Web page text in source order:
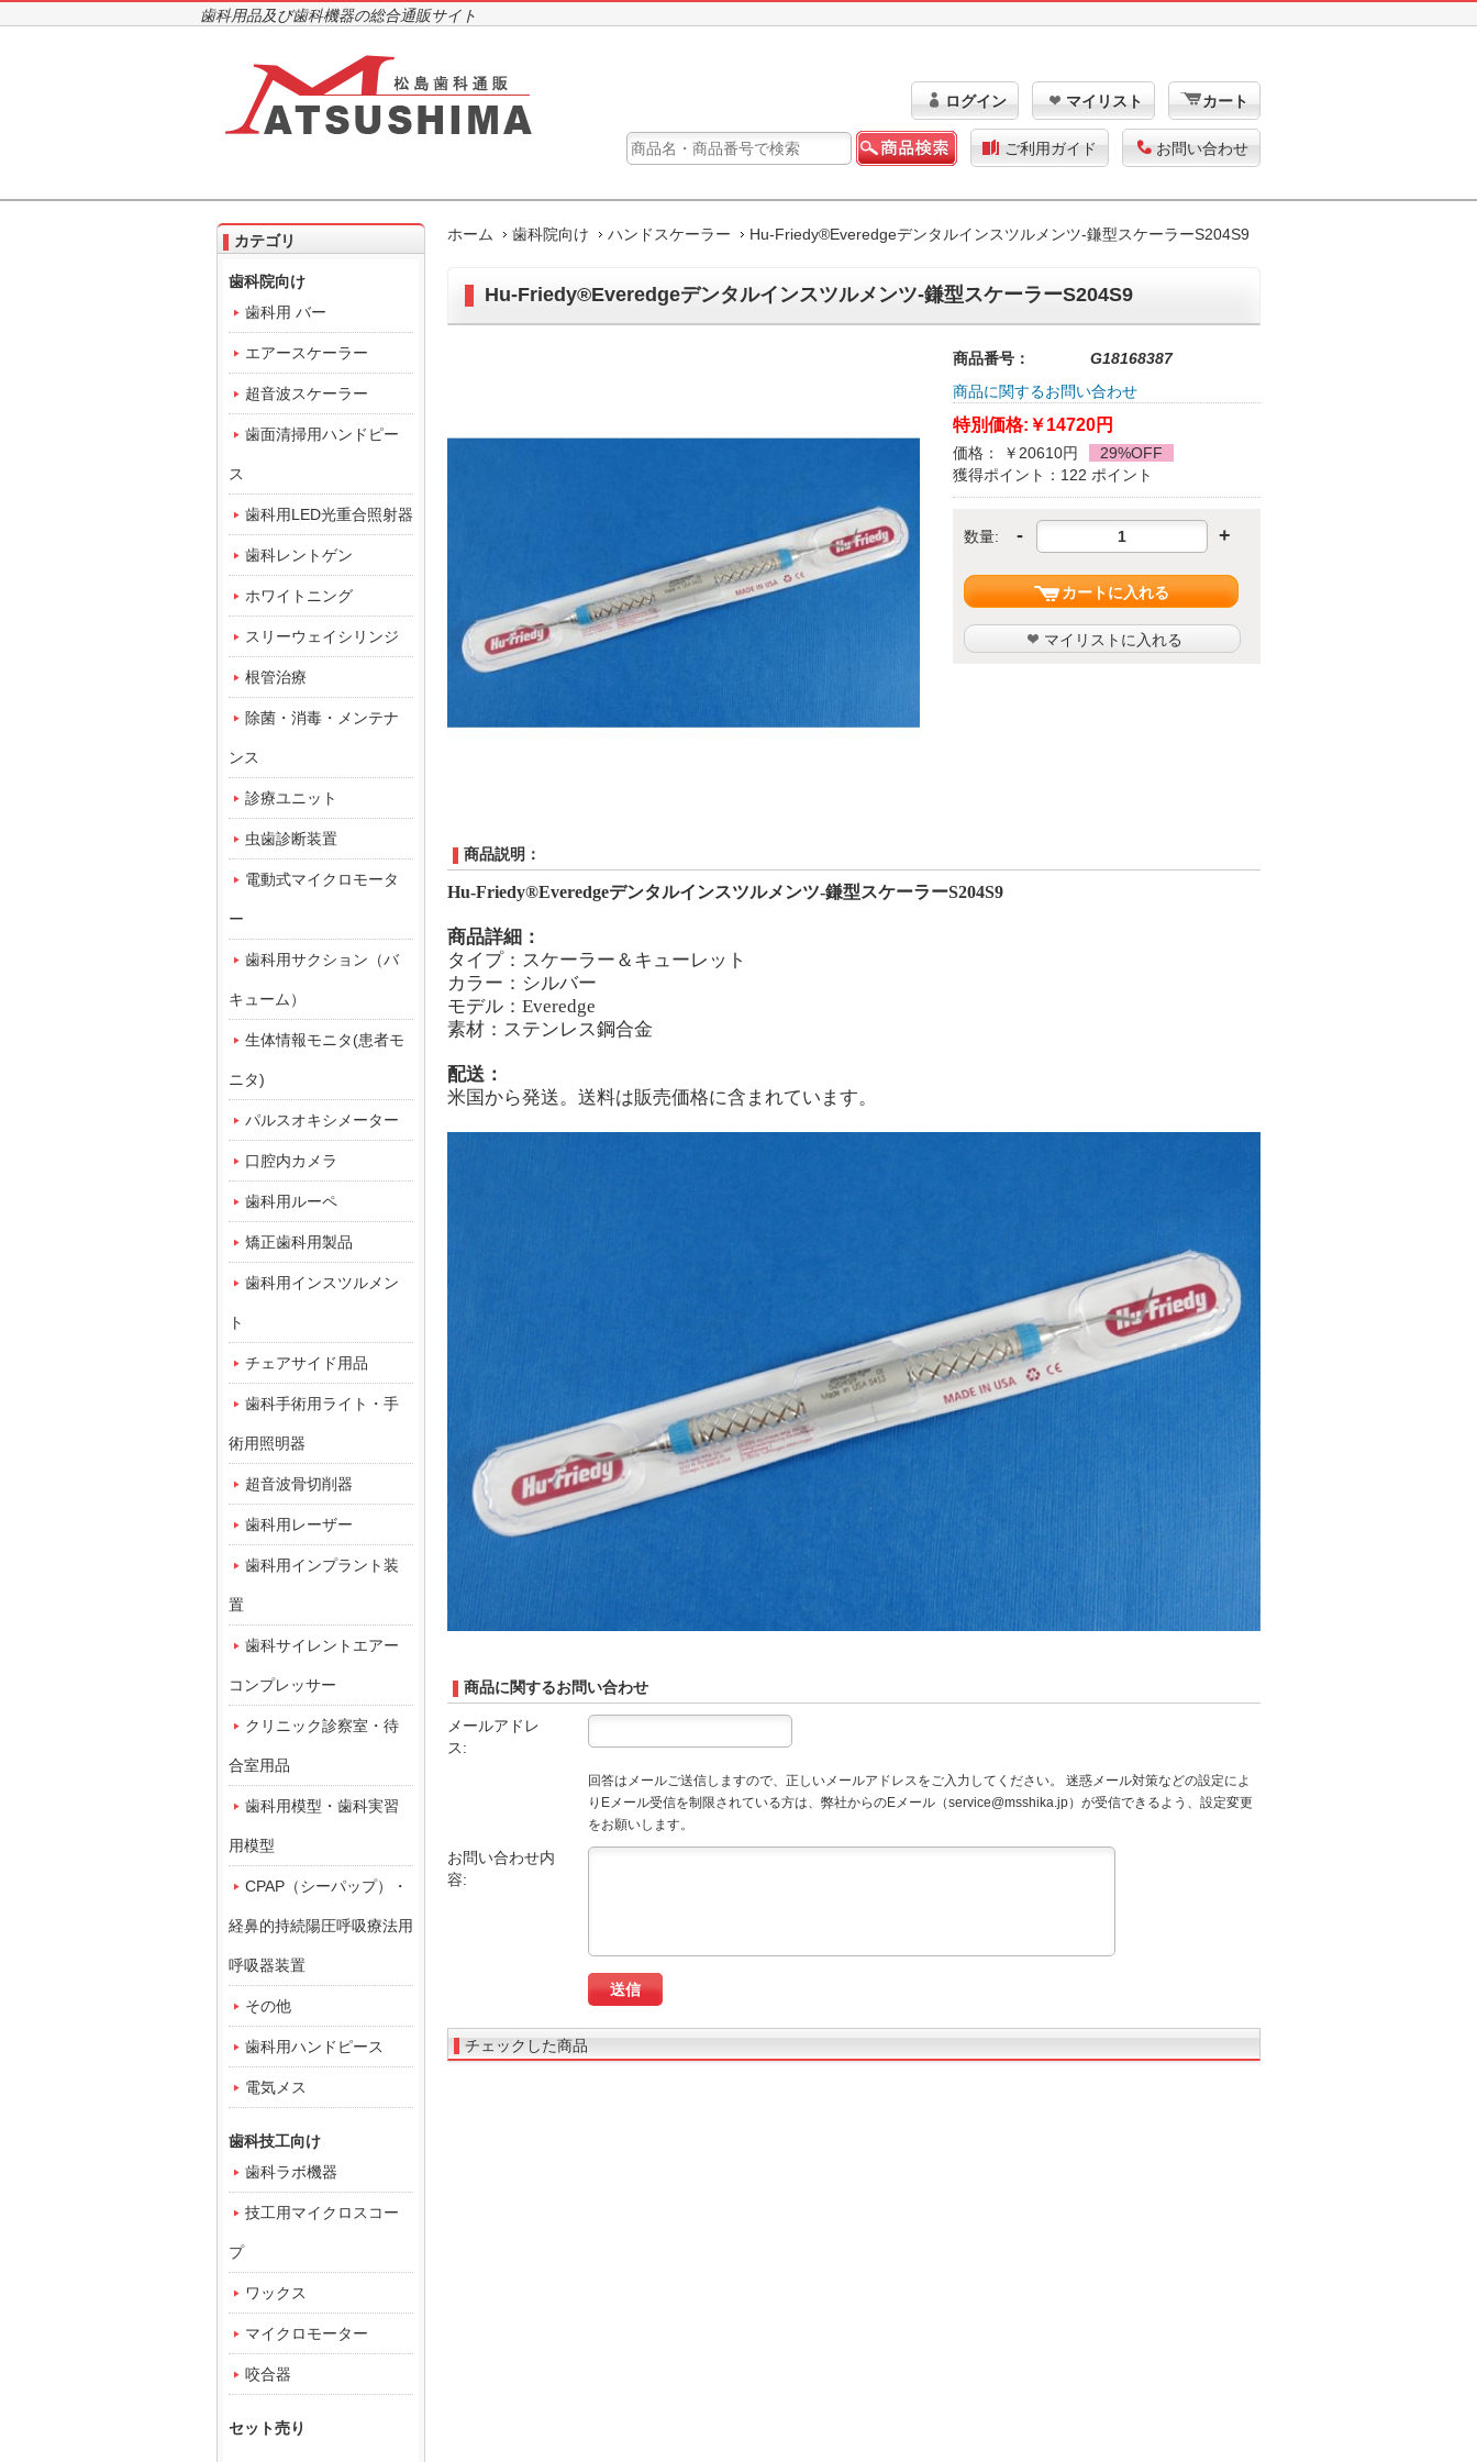
歯科用品及び歯科機器の総合通販サイト
ログイン マイリスト カート
ご利用ガイド お問い合わせ
ホーム 歯科院向け ハンドスケーラー Hu-Friedy®Everedgeデンタルインスツルメンツ-鎌型スケーラーS204S9
Hu-Friedy®Everedgeデンタルインスツルメンツ-鎌型スケーラーS204S9
商品番号：
G18168387
商品に関するお問い合わせ
特別価格: ￥14720円
価格： ￥20610円
29%OFF
獲得ポイント：122 ポイント
数量: - +
カートに入れる
マイリストに入れる
商品説明：
Hu-Friedy®Everedgeデンタルインスツルメンツ-鎌型スケーラーS204S9
商品詳細：
タイプ：スケーラー＆キューレット
カラー：シルバー
モデル：Everedge
素材：ステンレス鋼合金
配送：
米国から発送。送料は販売価格に含まれています。
商品に関するお問い合わせ
メールアドレ
ス:
回答はメールご送信しますので、正しいメールアドレスをご入力してください。 迷惑メール対策などの設定によ
りEメール受信を制限されている方は、弊社からのEメール（service@msshika.jp）が受信できるよう、設定変更
をお願いします。
お問い合わせ内
容:
チェックした商品
カテゴリ
歯科院向け
歯科用 バー
エアースケーラー
超音波スケーラー
歯面清掃用ハンドピー
ス
歯科用LED光重合照射器
歯科レントゲン
ホワイトニング
スリーウェイシリンジ
根管治療
除菌・消毒・メンテナ
ンス
診療ユニット
虫歯診断装置
電動式マイクロモータ
ー
歯科用サクション（バ
キューム）
生体情報モニタ(患者モ
ニタ)
パルスオキシメーター
口腔内カメラ
歯科用ルーペ
矯正歯科用製品
歯科用インスツルメン
ト
チェアサイド用品
歯科手術用ライト・手
術用照明器
超音波骨切削器
歯科用レーザー
歯科用インプラント装
置
歯科サイレントエアー
コンプレッサー
クリニック診察室・待
合室用品
歯科用模型・歯科実習
用模型
CPAP（シーパップ）・
経鼻的持続陽圧呼吸療法用
呼吸器装置
その他
歯科用ハンドピース
電気メス
歯科技工向け
歯科ラボ機器
技工用マイクロスコー
プ
ワックス
マイクロモーター
咬合器
セット売り